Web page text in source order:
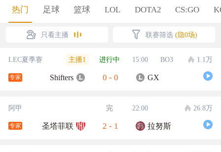
热门 足球 篮球 LOL DOTA2 CS:GO
只看主播 联赛筛选 (隐0场)
LEC夏季赛 主播1 进行中 15:00 BO3 1.1万
专家 Shifters 0 - 0 GX
阿甲 完 22:00 26.8万
专家 圣塔菲联 2 - 1 拉努斯